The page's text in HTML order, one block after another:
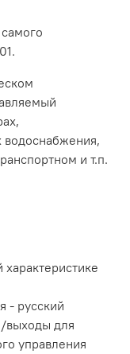
водоснабжения,
и т.п.
характеристике
- русский
выходы для
управления